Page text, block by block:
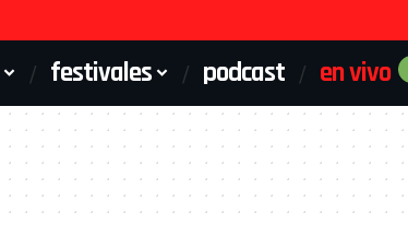
festivales podcast en vivo